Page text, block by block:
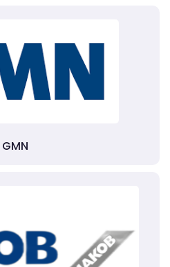
GMN